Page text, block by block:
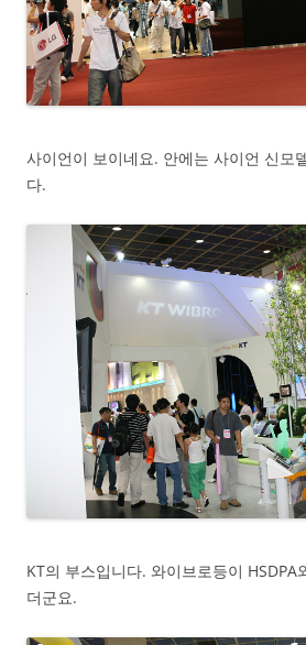
사이언이 보이네요. 안에는 사이언 신모
다.
KT의 부스입니다. 와이브로등이 HSDPA
더군요.